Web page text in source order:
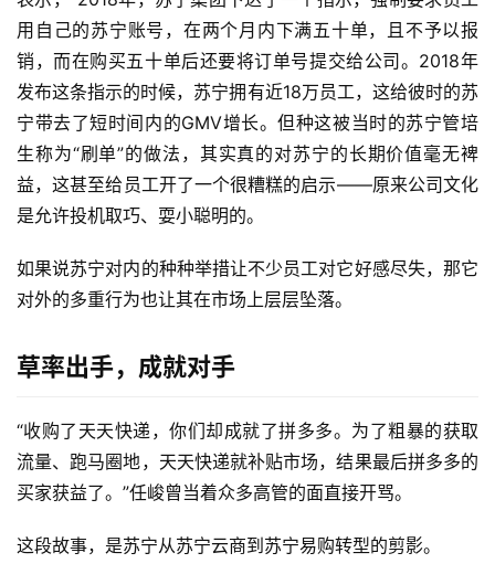
用自己的苏宁账号，在两个月内下满五十单，且不予以报
销，而在购买五十单后还要将订单号提交给公司。2018年
发布这条指示的时候，苏宁拥有近18万员工，这给彼时的苏
宁带去了短时间内的GMV增长。但种这被当时的苏宁管培
生称为“刷单”的做法，其实真的对苏宁的长期价值毫无裨
益，这甚至给员工开了一个很糟糕的启示——原来公司文化
是允许投机取巧、耍小聪明的。
如果说苏宁对内的种种举措让不少员工对它好感尽失，那它
对外的多重行为也让其在市场上层层坠落。
草率出手，成就对手
“收购了天天快递，你们却成就了拼多多。为了粗暴的获取
流量、跑马圈地，天天快递就补贴市场，结果最后拼多多的
买家获益了。”任峻曾当着众多高管的面直接开骂。
这段故事，是苏宁从苏宁云商到苏宁易购转型的剪影。